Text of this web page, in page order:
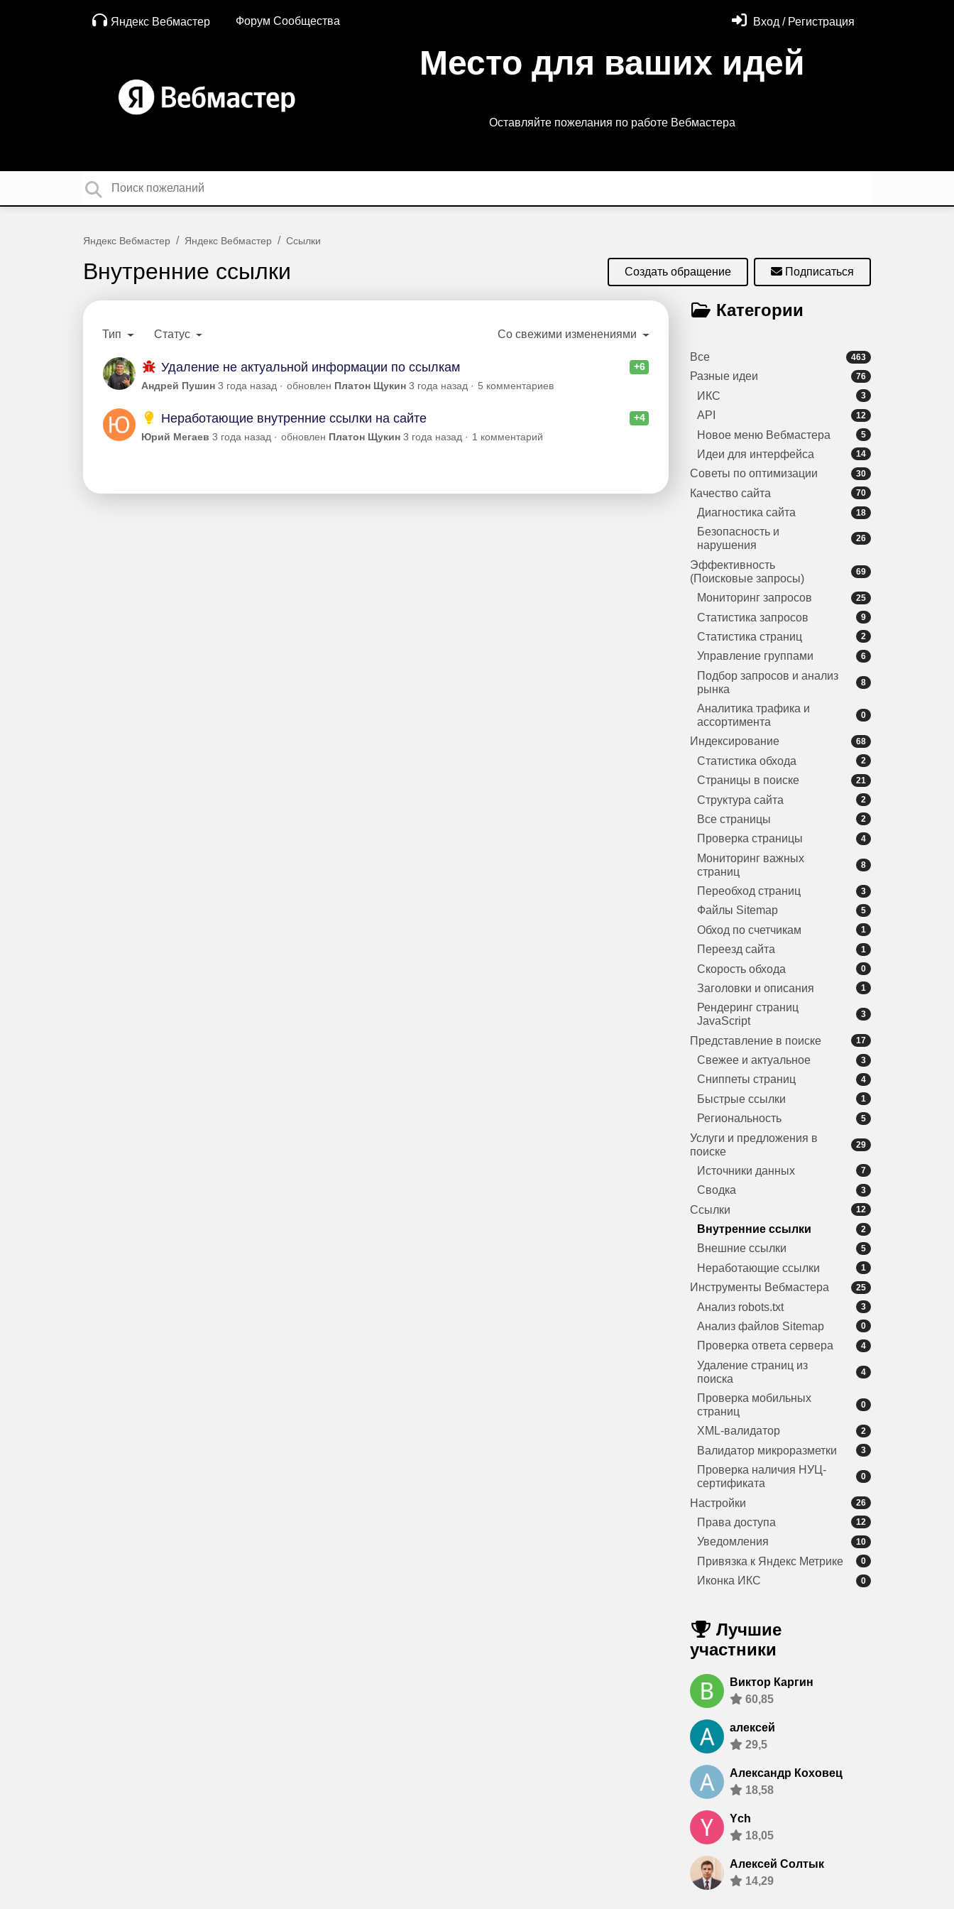
Яндекс Вебмастер Форум Сообщества Вход / Регистрация
Место для ваших идей
Оставляйте пожелания по работе Вебмастера
Яндекс Вебмастер Яндекс Вебмастер Ссылки
Внутренние ссылки Создать обращение Подписаться
Тип Статус Со свежими изменениями
+6
Удаление не актуальной информации по ссылкам
Андрей Пушин 3 года назад обновлен Платон Щукин 3 года назад 5 комментариев
+4
Неработающие внутренние ссылки на сайте
Юрий Мегаев 3 года назад обновлен Платон Щукин 3 года назад 1 комментарий
Категории
Все 463
Разные идеи 76
ИКС 3
API 12
Новое меню Вебмастера 5
Идеи для интерфейса 14
Советы по оптимизации 30
Качество сайта 70
Диагностика сайта 18
Безопасность и
нарушения
26
Эффективность
(Поисковые запросы)
69
Мониторинг запросов 25
Статистика запросов 9
Статистика страниц 2
Управление группами 6
Подбор запросов и анализ
рынка
8
Аналитика трафика и
ассортимента
0
Индексирование 68
Статистика обхода 2
Страницы в поиске 21
Структура сайта 2
Все страницы 2
Проверка страницы 4
Мониторинг важных
страниц
8
Переобход страниц 3
Файлы Sitemap 5
Обход по счетчикам 1
Переезд сайта 1
Скорость обхода 0
Заголовки и описания 1
Рендеринг страниц
JavaScript
3
Представление в поиске 17
Свежее и актуальное 3
Сниппеты страниц 4
Быстрые ссылки 1
Региональность 5
Услуги и предложения в
поиске
29
Источники данных 7
Сводка 3
Ссылки 12
Внутренние ссылки 2
Внешние ссылки 5
Неработающие ссылки 1
Инструменты Вебмастера 25
Анализ robots.txt 3
Анализ файлов Sitemap 0
Проверка ответа сервера 4
Удаление страниц из
поиска
4
Проверка мобильных
страниц
0
XML-валидатор 2
Валидатор микроразметки 3
Проверка наличия НУЦ-
сертификата
0
Настройки 26
Права доступа 12
Уведомления 10
Привязка к Яндекс Метрике 0
Иконка ИКС 0
Лучшие
участники
Виктор Каргин
60,85
алексей
29,5
Александр Коховец
18,58
Ych
18,05
Алексей Солтык
14,29